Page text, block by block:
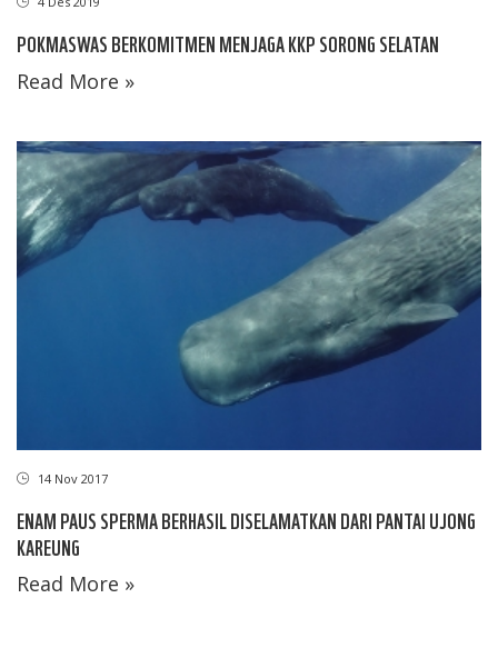
POKMASWAS BERKOMITMEN MENJAGA KKP SORONG SELATAN
Read More »
14 Nov 2017
ENAM PAUS SPERMA BERHASIL DISELAMATKAN DARI PANTAI UJONG
KAREUNG
Read More »